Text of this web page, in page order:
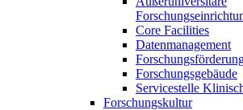
Core Facilities
Datenmanagement
Forschungsgebäude
Servicestelle
Forschungskultur